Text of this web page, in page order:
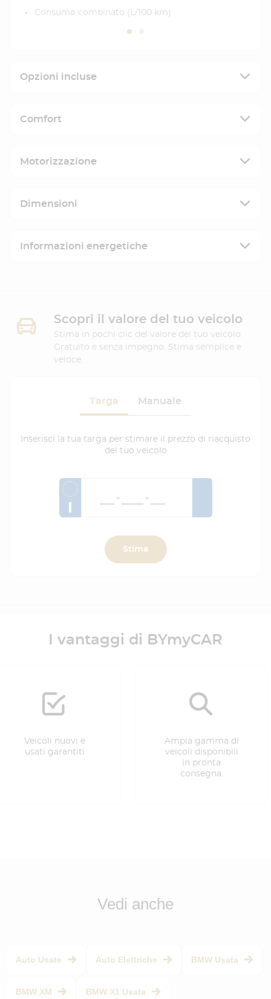
Consumo combinato (L/100 km)
Opzioni incluse
Comfort
Motorizzazione
Dimensioni
Informazioni energetiche
Scopri il valore del tuo veicolo
Stima in pochi clic del valore del tuo veicolo.
Gratuito e senza impegno. Stima semplice e
veloce.
Targa Manuale
Inserisci la tua targa per stimare il prezzo di riacquisto
del tuo veicolo
Stima
I vantaggi di BYmyCAR
Veicoli nuovi e
usati garantiti
Ampia gamma di
veicoli disponibili
in pronta
consegna.
Vedi anche
Auto Usate Auto Elettriche BMW Usata
BMW XM BMW X1 Usata